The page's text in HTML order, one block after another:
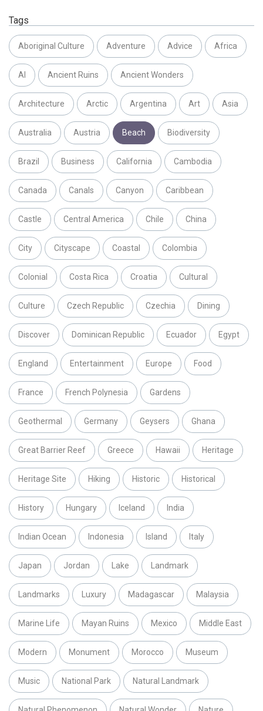
Tags
Aboriginal Culture Adventure Advice Africa
AI Ancient Ruins Ancient Wonders
Architecture Arctic Argentina Art Asia
Australia Austria Beach Biodiversity
Brazil Business California Cambodia
Canada Canals Canyon Caribbean
Castle Central America Chile China
City Cityscape Coastal Colombia
Colonial Costa Rica Croatia Cultural
Culture Czech Republic Czechia Dining
Discover Dominican Republic Ecuador Egypt
England Entertainment Europe Food
France French Polynesia Gardens
Geothermal Germany Geysers Ghana
Great Barrier Reef Greece Hawaii Heritage
Heritage Site Hiking Historic Historical
History Hungary Iceland India
Indian Ocean Indonesia Island Italy
Japan Jordan Lake Landmark
Landmarks Luxury Madagascar Malaysia
Marine Life Mayan Ruins Mexico Middle East
Modern Monument Morocco Museum
Music National Park Natural Landmark